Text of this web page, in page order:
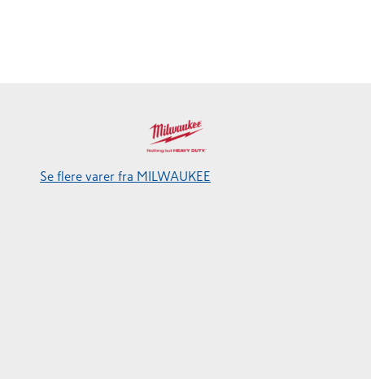
Se flere varer fra MILWAUKEE